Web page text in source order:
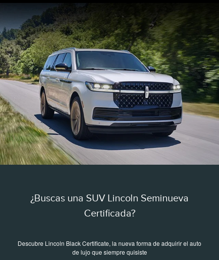
¿Buscas una SUV Lincoln Seminueva
Certificada?
Descubre Lincoln Black Certificate, la nueva forma de adquirir el auto
de lujo que siempre quisiste